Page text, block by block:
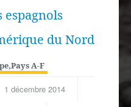
espagnols
du Nord
,Pays A-F
1 décembre 2014